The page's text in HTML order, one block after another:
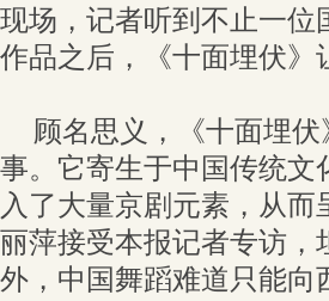
现场，记者听到不止一位
作品之后，《十面埋伏》
顾名思义，《十面埋
事。它寄生于中国传统文
入了大量京剧元素，从
丽萍接受本报记者专访，
外，中国舞蹈难道只能向